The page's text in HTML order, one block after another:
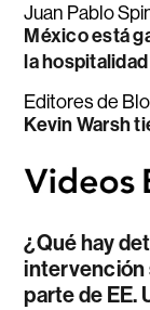
Juan Pablo
México está
la hospitalidad
Editores de
Kevin Warsh
¿Qué hay
intervención
parte de EE.